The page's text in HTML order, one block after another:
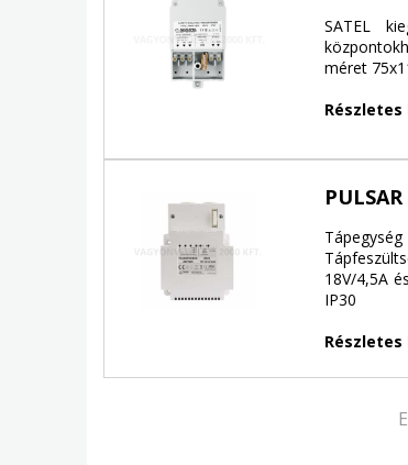
SATEL
méret
18V/4,5A
IP30